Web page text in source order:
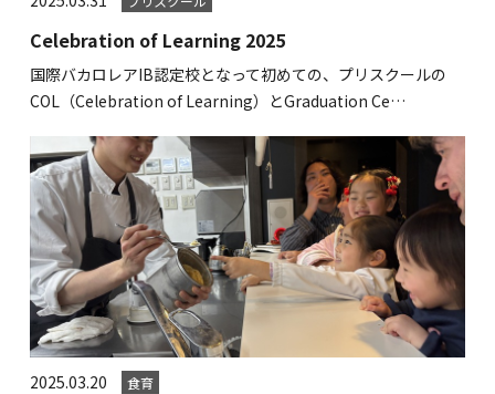
Celebration of Learning 2025
国際バカロレアIB認定校となって初めての、プリスクールの
COL（Celebration of Learning）とGraduation Ce…
2025.03.20 食育